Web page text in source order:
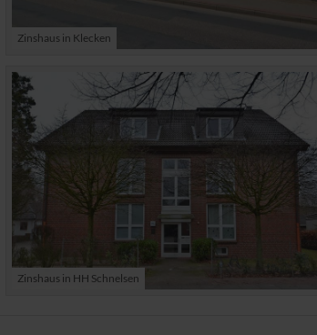
Zinshaus in Klecken
Zinshaus in HH Schnelsen